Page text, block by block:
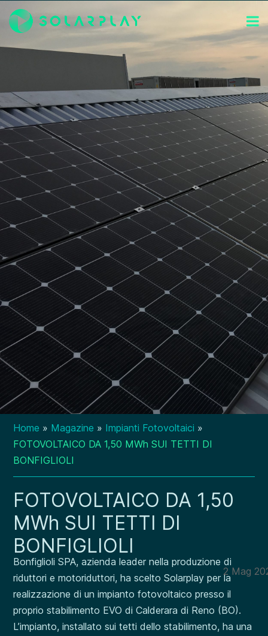
Home » Magazine » Impianti Fotovoltaici »
FOTOVOLTAICO DA 1,50 MWh SUI TETTI DI
BONFIGLIOLI
FOTOVOLTAICO DA 1,50
MWh SUI TETTI DI
BONFIGLIOLI
2 Mag
Bonfiglioli SPA, azienda leader nella produzione di
riduttori e motoriduttori, ha scelto Solarplay per la
realizzazione di un impianto fotovoltaico presso il
proprio stabilimento EVO di Calderara di Reno (BO).
L’impianto, installato sui tetti dello stabilimento, ha una